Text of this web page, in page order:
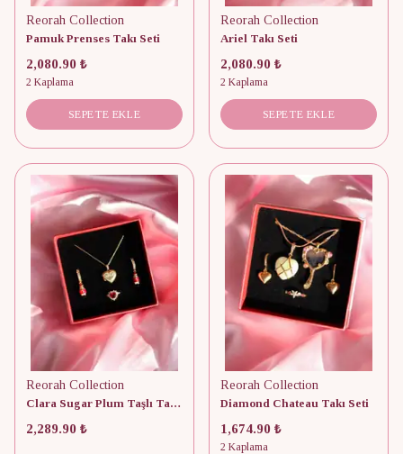
Reorah Collection
Pamuk Prenses Takı Seti
2,080.90 ₺
2 Kaplama
SEPETE EKLE
Reorah Collection
Ariel Takı Seti
2,080.90 ₺
2 Kaplama
SEPETE EKLE
Reorah Collection
Clara Sugar Plum Taşlı Takı Seti
2,289.90 ₺
Reorah Collection
Diamond Chateau Takı Seti
1,674.90 ₺
2 Kaplama